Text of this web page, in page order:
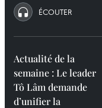
ÉCOUTER
Actualité de la
semaine : Le leader
Tô Lâm demande
d’unifier la